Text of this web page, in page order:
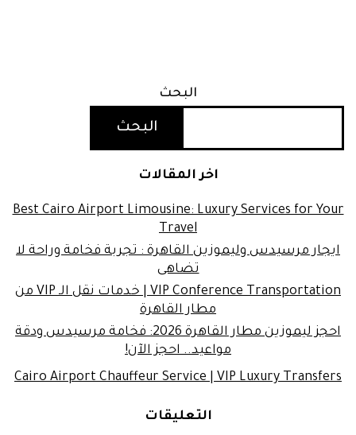
البحث
البحث
اخر المقالات
Best Cairo Airport Limousine: Luxury Services for Your
Travel
ايجار مرسيدس وليموزين القاهرة : تجربة فخامة وراحة لا
تضاهى
VIP Conference Transportation | خدمات نقل الـ VIP من
مطار القاهرة
احجز ليموزين مطار القاهرة 2026: فخامة مرسيدس ودقة
مواعيد.. احجز الآن!
Cairo Airport Chauffeur Service | VIP Luxury Transfers
التعليقات